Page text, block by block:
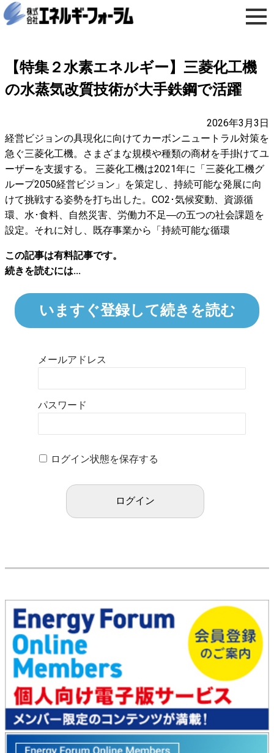
【特集２水素エネルギー】三菱化工機
の水蒸気改質技術が大手鉄鋼で活躍
2026年3月3日
経営ビジョンの具現化に向けてカーボンニュートラル対策を
急ぐ三菱化工機。さまざまな規模や種類の商材を手掛けてユ
ーザーを支援する。 三菱化工機は2021年に「三菱化工機グ
ループ2050経営ビジョン」を策定し、持続可能な発展に向
けて挑戦する姿勢を打ち出した。CO2･気候変動、資源循
環、水･食料、自然災害、労働力不足―の五つの社会課題を
設定。それに対し、既存事業から「持続可能な循環
この記事は有料記事です。
続きを読むには...
いますぐ登録して続きを読む
メールアドレス
パスワード
ログイン状態を保存する